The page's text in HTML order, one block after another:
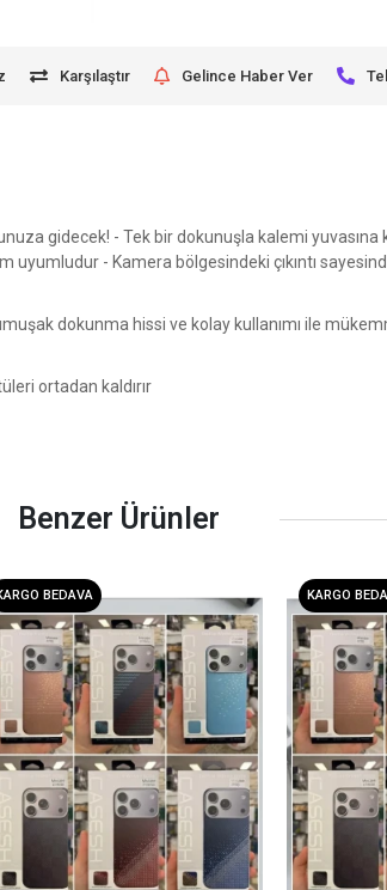
Karşılaştır Gelince Haber Ver
gidecek! - Tek bir dokunuşla kalemi
uyumludur - Kamera bölgesindeki çıkıntı
dokunma hissi ve kolay kullanımı ile
ortadan kaldırır
Benzer Ürünler
BEDAVA KARGO